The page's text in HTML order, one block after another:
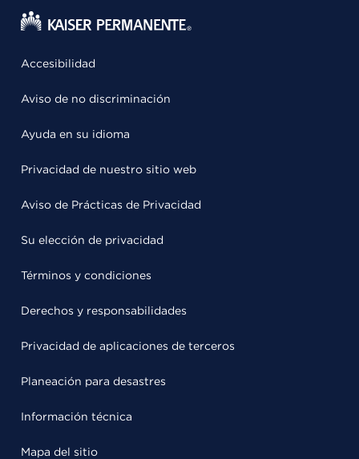
Accesibilidad
Aviso de no discriminación
Ayuda en su idioma
Privacidad de nuestro sitio web
Aviso de Prácticas de Privacidad
Su elección de privacidad
Términos y condiciones
Derechos y responsabilidades
Privacidad de aplicaciones de terceros
Planeación para desastres
Información técnica
Mapa del sitio